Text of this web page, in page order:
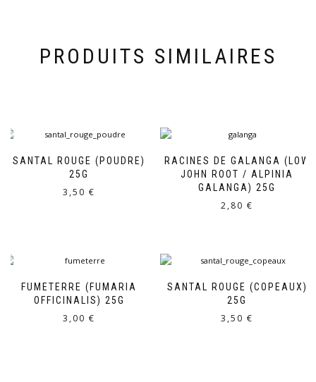
PRODUITS SIMILAIRES
SANTAL ROUGE (POUDRE)
25G
3,50 €
RACINES DE GALANGA (LOW
JOHN ROOT / ALPINIA
GALANGA) 25G
2,80 €
FUMETERRE (FUMARIA
OFFICINALIS) 25G
3,00 €
SANTAL ROUGE (COPEAUX)
25G
3,50 €